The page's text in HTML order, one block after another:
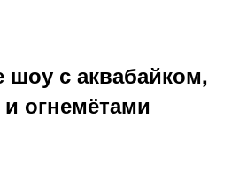
шоу с аквабайком,
огнемётами